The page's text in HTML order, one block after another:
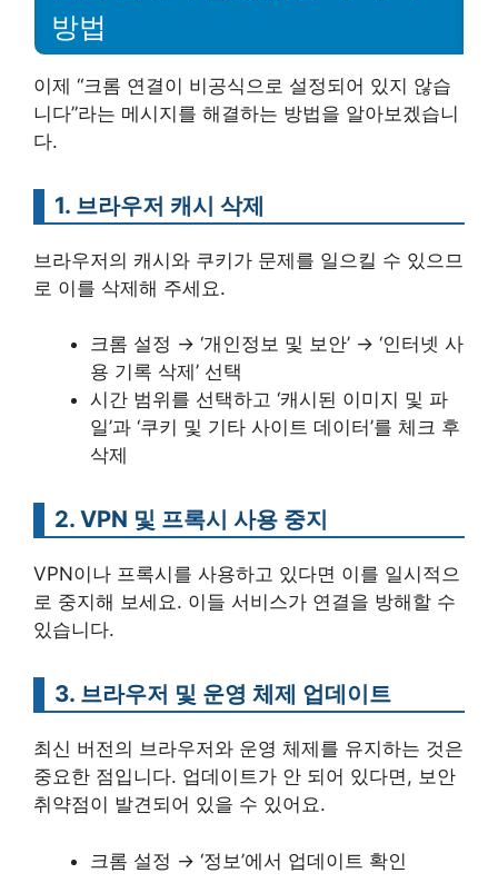
방법
이제 “크롬 연결이 비공식으로 설정되어 있지 않습
니다”라는 메시지를 해결하는 방법을 알아보겠습니
다.
1. 브라우저 캐시 삭제
브라우저의 캐시와 쿠키가 문제를 일으킬 수 있으므
로 이를 삭제해 주세요.
크롬 설정 → ‘개인정보 및 보안’ → ‘인터넷 사
용 기록 삭제’ 선택
시간 범위를 선택하고 ‘캐시된 이미지 및 파
일’과 ‘쿠키 및 기타 사이트 데이터’를 체크 후
삭제
2. VPN 및 프록시 사용 중지
VPN이나 프록시를 사용하고 있다면 이를 일시적으
로 중지해 보세요. 이들 서비스가 연결을 방해할 수
있습니다.
3. 브라우저 및 운영 체제 업데이트
최신 버전의 브라우저와 운영 체제를 유지하는 것은
중요한 점입니다. 업데이트가 안 되어 있다면, 보안
취약점이 발견되어 있을 수 있어요.
크롬 설정 → ‘정보’에서 업데이트 확인